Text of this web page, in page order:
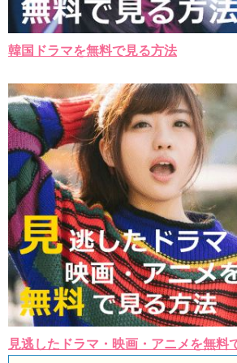
韓国ドラマを無料で見る方法
見逃したドラマ・映画・アニメを無料